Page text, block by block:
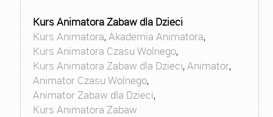
Kurs Animatora Zabaw dla Dzieci
Kurs Animatora,Akademia Animatora,
Kurs Animatora Czasu Wolnego,
Kurs Animatora Zabaw dla Dzieci,Animator,
Animator Czasu Wolnego,
Animator Zabaw dla Dzieci,
Kurs Animatora Zabaw